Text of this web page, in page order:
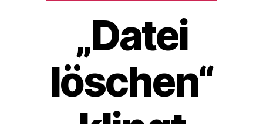
„Datei
löschen“